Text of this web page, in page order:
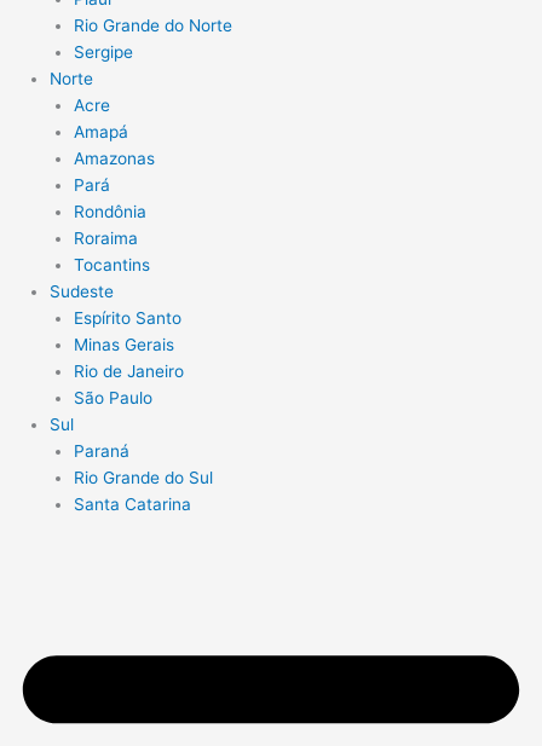
Rio Grande do Norte
Sergipe
Norte
Acre
Amapá
Amazonas
Pará
Rondônia
Roraima
Tocantins
Sudeste
Espírito Santo
Minas Gerais
Rio de Janeiro
São Paulo
Sul
Paraná
Rio Grande do Sul
Santa Catarina